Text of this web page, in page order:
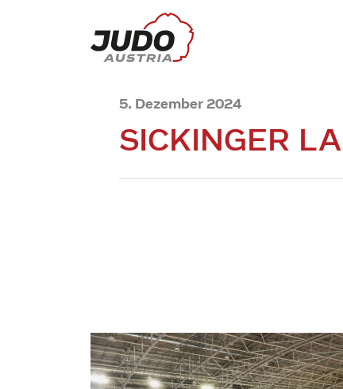
5. Dezember 2024
SICKINGER